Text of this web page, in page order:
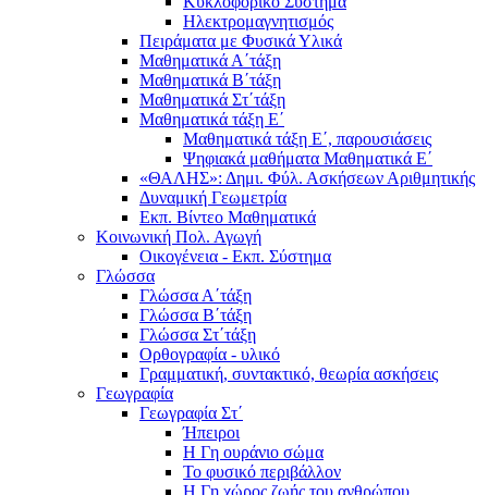
Ηλεκτρομαγνητισμός
Πειράματα με Φυσικά Υλικά
Μαθηματικά Α΄τάξη
Μαθηματικά Β΄τάξη
Μαθηματικά Στ΄τάξη
Μαθηματικά τάξη Ε΄
Μαθηματικά τάξη Ε΄, παρουσιάσεις
Ψηφιακά μαθήματα Μαθηματικά Ε΄
«ΘΑΛΗΣ»: Δημι. Φύλ. Ασκήσεων Αριθμητικής
Δυναμική Γεωμετρία
Εκπ. Βίντεο Μαθηματικά
Κοινωνική Πολ. Αγωγή
Οικογένεια - Εκπ. Σύστημα
Γλώσσα
Γλώσσα Α΄τάξη
Γλώσσα Β΄τάξη
Γλώσσα Στ΄τάξη
Ορθογραφία - υλικό
Γραμματική, συντακτικό, θεωρία ασκήσεις
Γεωγραφία
Γεωγραφία Στ΄
Ήπειροι
Η Γη ουράνιο σώμα
Το φυσικό περιβάλλον
Η Γη χώρος ζωής του ανθρώπου